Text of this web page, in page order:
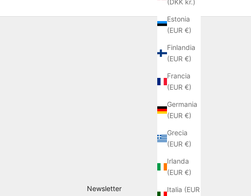
(DKK kr.)
Estonia
(EUR €)
Finlandia
(EUR €)
Francia
(EUR €)
Germania
(EUR €)
Grecia
(EUR €)
Irlanda
(EUR €)
Italia (EUR
Newsletter